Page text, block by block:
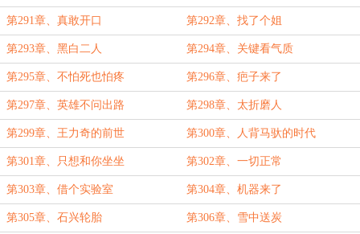
第291章、真敢开口 第292章、找了个姐
第293章、黑白二人 第294章、关键看气质
第295章、不怕死也怕疼 第296章、疤子来了
第297章、英雄不问出路 第298章、太折磨人
第299章、王力奇的前世 第300章、人背马驮的时代
第301章、只想和你坐坐 第302章、一切正常
第303章、借个实验室 第304章、机器来了
第305章、石兴轮胎 第306章、雪中送炭